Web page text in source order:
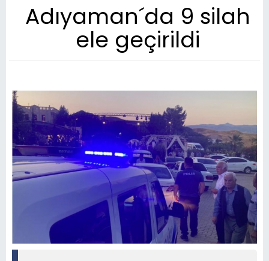
Adıyaman´da 9 silah
ele geçirildi